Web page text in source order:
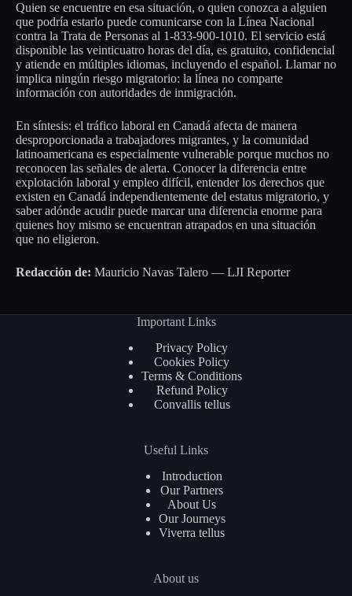
Quien se encuentre en esa situación, o quien conozca a alguien
que podría estarlo puede comunicarse con la Línea Nacional
contra la Trata de Personas al 1-833-900-1010. El servicio está
disponible las veinticuatro horas del día, es gratuito, confidencial
y atiende en múltiples idiomas, incluyendo el español. Llamar no
implica ningún riesgo migratorio: la línea no comparte
información con autoridades de inmigración.
En síntesis: el tráfico laboral en Canadá afecta de manera
desproporcionada a trabajadores migrantes, y la comunidad
latinoamericana es especialmente vulnerable porque muchos no
reconocen las señales de alerta. Conocer la diferencia entre
explotación laboral y empleo difícil, entender los derechos que
existen en Canadá independientemente del estatus migratorio, y
saber adónde acudir puede marcar una diferencia enorme para
quienes hoy mismo se encuentran atrapados en una situación
que no eligieron.
Redacción de: Mauricio Navas Talero — LJI Reporter
Important Links
Privacy Policy
Cookies Policy
Terms & Conditions
Refund Policy
Convallis tellus
Useful Links
Introduction
Our Partners
About Us
Our Journeys
Viverra tellus
About us